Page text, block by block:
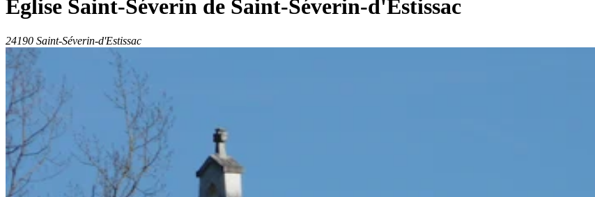
Église Saint-Séverin de Saint-Séverin-d'Estissac
24190 Saint-Séverin-d'Estissac